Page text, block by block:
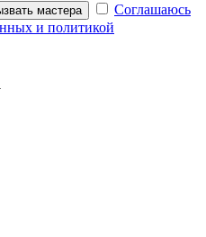
мастера
Соглашаюсь
и политикой